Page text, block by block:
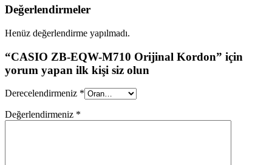
Değerlendirmeler
Henüz değerlendirme yapılmadı.
“CASIO ZB-EQW-M710 Orijinal Kordon” için
yorum yapan ilk kişi siz olun
Derecelendirmeniz *
Değerlendirmeniz *